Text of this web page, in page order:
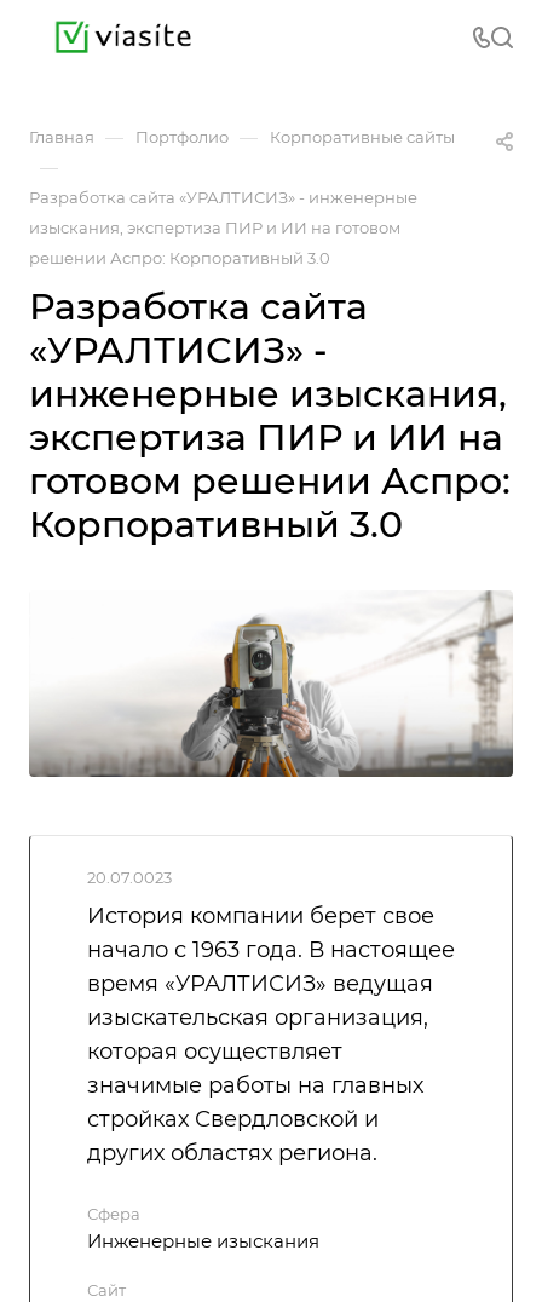
Главная — Портфолио — Корпоративные сайты
—
Разработка сайта «УРАЛТИСИЗ» - инженерные
изыскания, экспертиза ПИР и ИИ на готовом
решении Аспро: Корпоративный 3.0
Разработка сайта
«УРАЛТИСИЗ» -
инженерные изыскания,
экспертиза ПИР и ИИ на
готовом решении Аспро:
Корпоративный 3.0
20.07.0023
История компании берет свое
начало с 1963 года. В настоящее
время «УРАЛТИСИЗ» ведущая
изыскательская организация,
которая осуществляет
значимые работы на главных
стройках Свердловской и
других областях региона.
Сфера
Инженерные изыскания
Сайт